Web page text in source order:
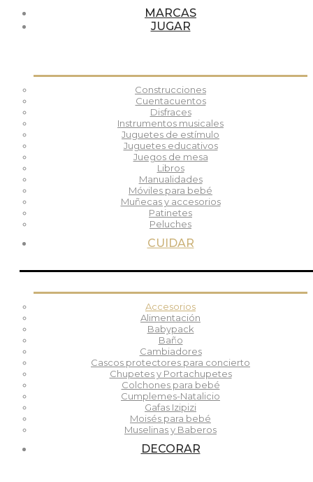
MARCAS
JUGAR
Construcciones
Cuentacuentos
Disfraces
Instrumentos musicales
Juguetes de estímulo
Juguetes educativos
Juegos de mesa
Libros
Manualidades
Móviles para bebé
Muñecas y accesorios
Patinetes
Peluches
CUIDAR
Accesorios
Alimentación
Babypack
Baño
Cambiadores
Cascos protectores para concierto
Chupetes y Portachupetes
Colchones para bebé
Cumplemes-Natalicio
Gafas Izipizi
Moisés para bebé
Muselinas y Baberos
DECORAR